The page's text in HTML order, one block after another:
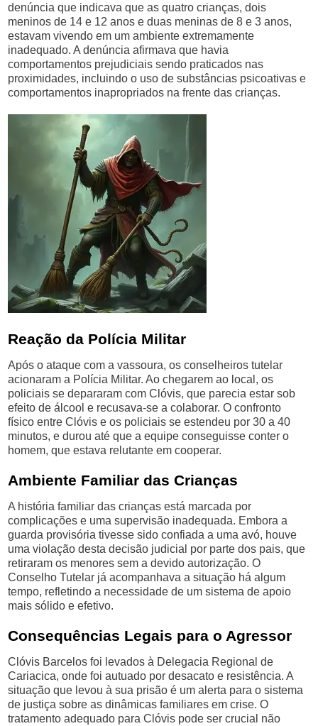
denúncia que indicava que as quatro crianças, dois
meninos de 14 e 12 anos e duas meninas de 8 e 3 anos,
estavam vivendo em um ambiente extremamente
inadequado. A denúncia afirmava que havia
comportamentos prejudiciais sendo praticados nas
proximidades, incluindo o uso de substâncias psicoativas e
comportamentos inapropriados na frente das crianças.
Reação da Polícia Militar
Após o ataque com a vassoura, os conselheiros tutelar
acionaram a Polícia Militar. Ao chegarem ao local, os
policiais se depararam com Clóvis, que parecia estar sob
efeito de álcool e recusava-se a colaborar. O confronto
físico entre Clóvis e os policiais se estendeu por 30 a 40
minutos, e durou até que a equipe conseguisse conter o
homem, que estava relutante em cooperar.
Ambiente Familiar das Crianças
A história familiar das crianças está marcada por
complicações e uma supervisão inadequada. Embora a
guarda provisória tivesse sido confiada a uma avó, houve
uma violação desta decisão judicial por parte dos pais, que
retiraram os menores sem a devido autorização. O
Conselho Tutelar já acompanhava a situação há algum
tempo, refletindo a necessidade de um sistema de apoio
mais sólido e efetivo.
Consequências Legais para o Agressor
Clóvis Barcelos foi levados à Delegacia Regional de
Cariacica, onde foi autuado por desacato e resistência. A
situação que levou à sua prisão é um alerta para o sistema
de justiça sobre as dinâmicas familiares em crise. O
tratamento adequado para Clóvis pode ser crucial não